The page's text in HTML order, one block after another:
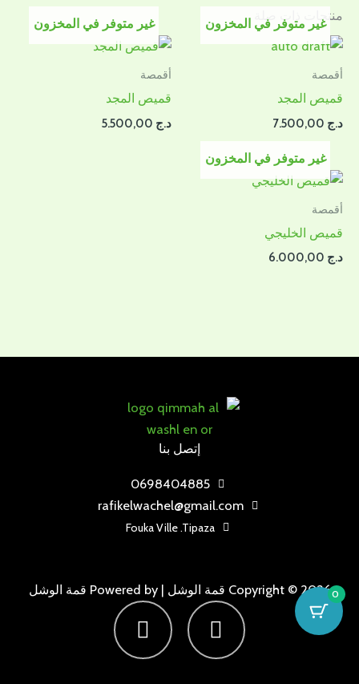
منتجات ذات صلة
غير متوفر في المخزون
أقمصة
قميص المجد
د.ج
غير متوفر في المخزون
أقمصة
قميص المجد
د.ج
غير متوفر في المخزون
أقمصة
قميص الخليجي
د.ج
إتصل بنا
0698404885
rafikelwachel@gmail.com
Fouka Ville .Tipaza
Copyright © 2026 قمة الوشل | Powered by قمة الوشل
I
n
s
F
a
c
0